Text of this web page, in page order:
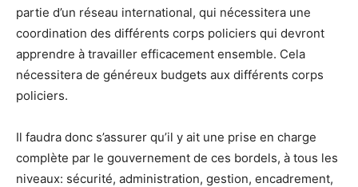
partie d’un réseau international, qui nécessitera une
coordination des différents corps policiers qui devront
apprendre à travailler efficacement ensemble. Cela
nécessitera de généreux budgets aux différents corps
policiers.
Il faudra donc s’assurer qu’il y ait une prise en charge
complète par le gouvernement de ces bordels, à tous les
niveaux: sécurité, administration, gestion, encadrement,